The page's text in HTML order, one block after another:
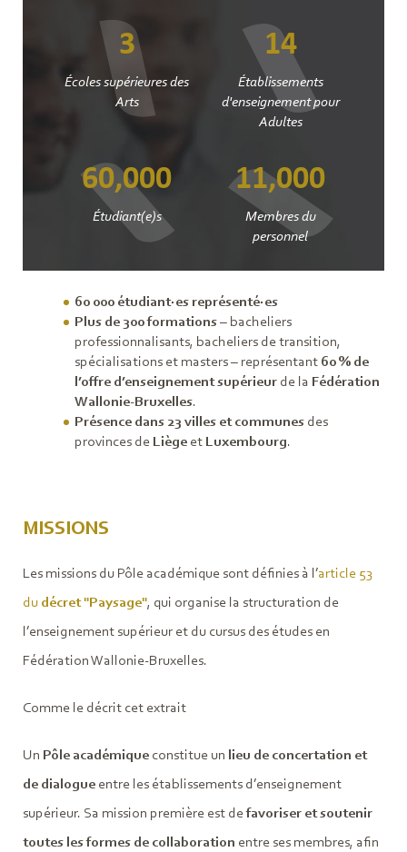
3
Écoles supérieures des
Arts
14
Établissements
d'enseignement pour
Adultes
60,000
Étudiant(e)s
11,000
Membres du
personnel
60 000 étudiant·es représenté·es
Plus de 300 formations– bacheliers
professionnalisants, bacheliers de transition,
spécialisations et masters – représentant 60 % de
l’offre d’enseignement supérieurde la Fédération
Wallonie-Bruxelles.
Présence dans 23 villes et communesdes
provinces de Liègeet Luxembourg.
MISSIONS
Les missions du Pôle académique sont définies à l’article 53
du décret "Paysage", qui organise la structuration de
l’enseignement supérieur et du cursus des études en
Fédération Wallonie-Bruxelles.
Comme le décrit cet extrait
Un Pôle académique constitue un lieu de concertation et
de dialogue entre les établissements d’enseignement
supérieur. Sa mission première est defavoriser et soutenir
toutes les formes de collaboration entre ses membres, afin